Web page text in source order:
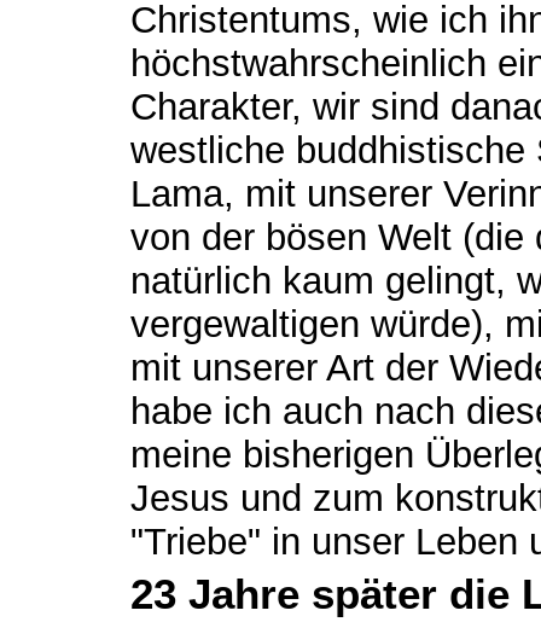
Christentums, wie ich
höchstwahrscheinlich
Charakter, wir sind
westliche
Lama, mit unserer
von der bösen Welt
natürlich kaum gelingt,
vergewaltigen würde),
mit unserer Art der
habe ich auch nach
meine bisherigen
Jesus und zum
"Triebe" in unser Leben
23 Jahre später die